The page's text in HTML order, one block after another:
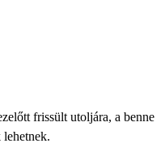
frissült utoljára, a benne